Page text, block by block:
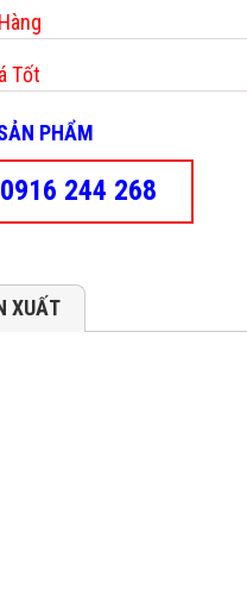
Tốt
PHẨM
0916 244 268
XUẤT